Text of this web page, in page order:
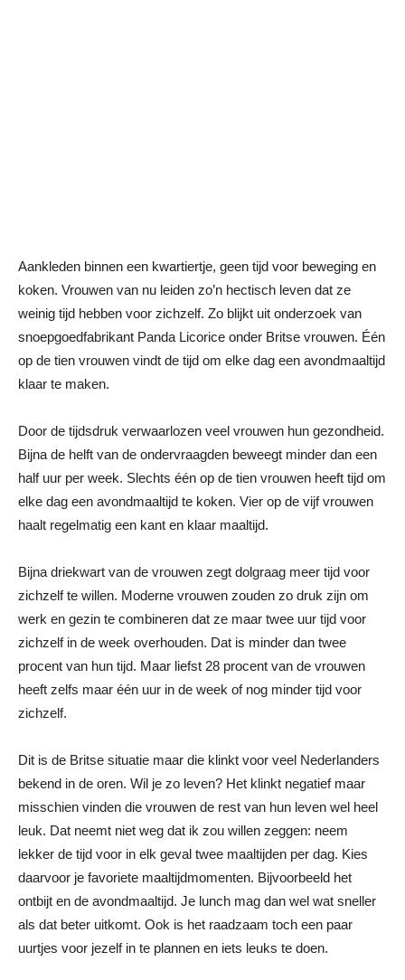
Aankleden binnen een kwartiertje, geen tijd voor beweging en
koken. Vrouwen van nu leiden zo’n hectisch leven dat ze
weinig tijd hebben voor zichzelf. Zo blijkt uit onderzoek van
snoepgoedfabrikant Panda Licorice onder Britse vrouwen. Één
op de tien vrouwen vindt de tijd om elke dag een avondmaaltijd
klaar te maken.
Door de tijdsdruk verwaarlozen veel vrouwen hun gezondheid.
Bijna de helft van de ondervraagden beweegt minder dan een
half uur per week. Slechts één op de tien vrouwen heeft tijd om
elke dag een avondmaaltijd te koken. Vier op de vijf vrouwen
haalt regelmatig een kant en klaar maaltijd.
Bijna driekwart van de vrouwen zegt dolgraag meer tijd voor
zichzelf te willen. Moderne vrouwen zouden zo druk zijn om
werk en gezin te combineren dat ze maar twee uur tijd voor
zichzelf in de week overhouden. Dat is minder dan twee
procent van hun tijd. Maar liefst 28 procent van de vrouwen
heeft zelfs maar één uur in de week of nog minder tijd voor
zichzelf.
Dit is de Britse situatie maar die klinkt voor veel Nederlanders
bekend in de oren. Wil je zo leven? Het klinkt negatief maar
misschien vinden die vrouwen de rest van hun leven wel heel
leuk. Dat neemt niet weg dat ik zou willen zeggen: neem
lekker de tijd voor in elk geval twee maaltijden per dag. Kies
daarvoor je favoriete maaltijdmomenten. Bijvoorbeeld het
ontbijt en de avondmaaltijd. Je lunch mag dan wel wat sneller
als dat beter uitkomt. Ook is het raadzaam toch een paar
uurtjes voor jezelf in te plannen en iets leuks te doen.